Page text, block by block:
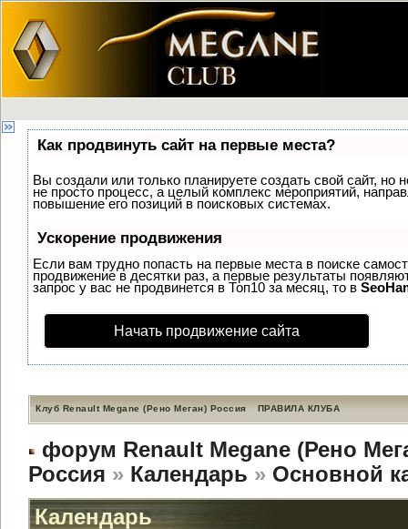
Как продвинуть сайт на первые места?
Вы создали или только планируете создать свой сайт, но
не просто процесс, а целый комплекс мероприятий,
повышение его позиций в поисковых системах.
Ускорение продвижения
Если вам трудно попасть на первые места в поиске
продвижение в десятки раз, а первые результаты
запрос у вас не продвинется в Топ10 за месяц, то в
Начать продвижение сайта
Клуб Renault Megane (Рено Меган) Россия ПРАВИЛА КЛУБА
форум Renault Megane (Рено
Россия » Календарь » Основной
Календарь